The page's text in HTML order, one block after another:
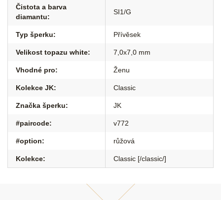
Čistota a barva
diamantu:
SI1/G
Typ šperku: Přívěsek
Velikost topazu white: 7,0x7,0 mm
Vhodné pro: Ženu
Kolekce JK: Classic
Značka šperku: JK
#paircode: v772
#option: růžová
Kolekce: Classic [/classic/]